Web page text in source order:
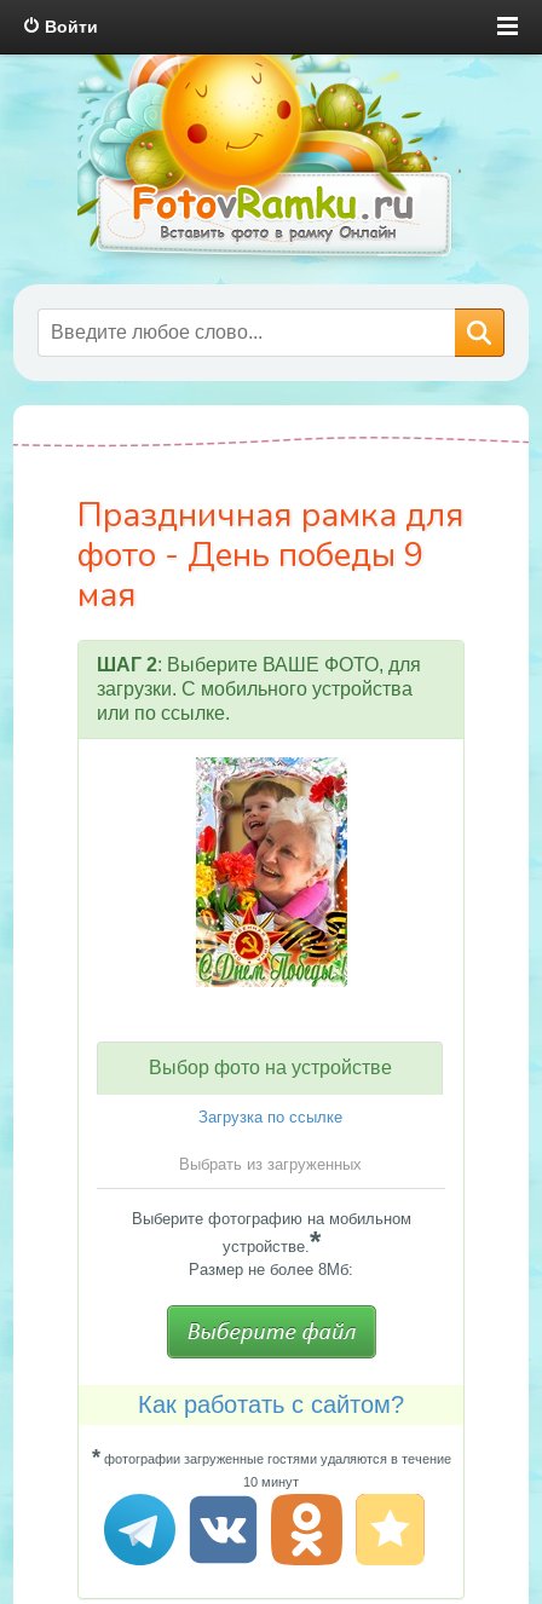
Войти
Праздничная рамка для
фото - День победы 9
мая
ШАГ 2: Выберите ВАШЕ ФОТО, для
загрузки. С мобильного устройства
или по ссылке.
Выбор фото на устройстве
Загрузка по ссылке
Выбрать из загруженных
Выберите фотографию на мобильном
устройстве.*
Размер не более 8Мб:
Как работать с сайтом?
*фотографии загруженные гостями удаляются в течение
10 минут